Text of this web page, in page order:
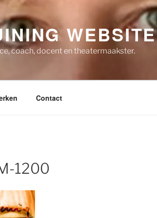
WEBSITE
coach, docent en theatermaakster.
Contact
1200